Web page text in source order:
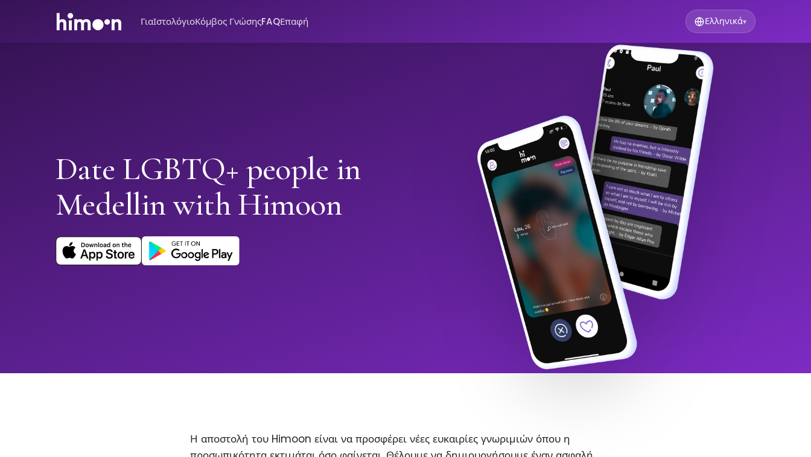
ΓιαΙστολόγιοΚόμβος ΓνώσηςFAQΕπαφή Ελληνικά▾
Date LGBTQ+ people in
Medellin with Himoon
Η αποστολή του Himoon είναι να προσφέρει νέες ευκαιρίες γνωριμιών όπου η